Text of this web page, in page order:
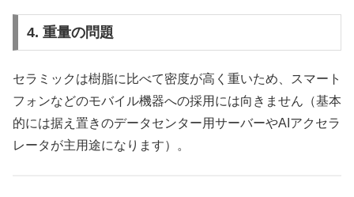
4. 重量の問題
セラミックは樹脂に比べて密度が高く重いため、スマート
フォンなどのモバイル機器への採用には向きません（基本
的には据え置きのデータセンター用サーバーやAIアクセラ
レータが主用途になります）。